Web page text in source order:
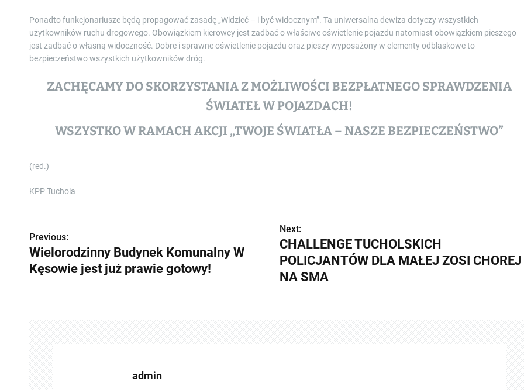
Ponadto funkcjonariusze będą propagować zasadę „Widzieć – i być widocznym”. Ta uniwersalna dewiza dotyczy wszystkich
użytkowników ruchu drogowego. Obowiązkiem kierowcy jest zadbać o właściwe oświetlenie pojazdu natomiast obowiązkiem pieszego
jest zadbać o własną widoczność. Dobre i sprawne oświetlenie pojazdu oraz pieszy wyposażony w elementy odblaskowe to
bezpieczeństwo wszystkich użytkowników dróg.
ZACHĘCAMY DO SKORZYSTANIA Z MOŻLIWOŚCI BEZPŁATNEGO SPRAWDZENIA
ŚWIATEŁ W POJAZDACH!
WSZYSTKO W RAMACH AKCJI „TWOJE ŚWIATŁA – NASZE BEZPIECZEŃSTWO”
(red.)
KPP Tuchola
Z
o
b
Previous:
Wielorodzinny Budynek Komunalny W
Kęsowie jest już prawie gotowy!
Next:
CHALLENGE TUCHOLSKICH
POLICJANTÓW DLA MAŁEJ ZOSI CHOREJ
NA SMA
admin